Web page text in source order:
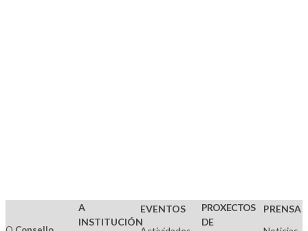
A
INSTITUCIÓN
EVENTOS
PROXECTOS
DE
PRENSA